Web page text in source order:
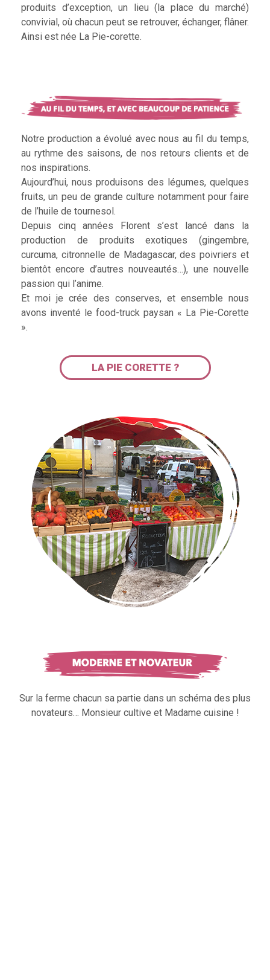
produits d’exception, un lieu (la place du marché)
convivial, où chacun peut se retrouver, échanger, flâner.
Ainsi est née La Pie-corette.
Notre production a évolué avec nous au fil du temps,
au rythme des saisons, de nos retours clients et de
nos inspirations.
Aujourd’hui, nous produisons des légumes, quelques
fruits, un peu de grande culture notamment pour faire
de l’huile de tournesol.
Depuis cinq années Florent s’est lancé dans la
production de produits exotiques (gingembre,
curcuma, citronnelle de Madagascar, des poivriers et
bientôt encore d’autres nouveautés…), une nouvelle
passion qui l’anime.
Et moi je crée des conserves, et ensemble nous
avons inventé le food-truck paysan « La Pie-Corette
».
LA PIE CORETTE ?
Sur la ferme chacun sa partie dans un schéma des plus
novateurs… Monsieur cultive et Madame cuisine !